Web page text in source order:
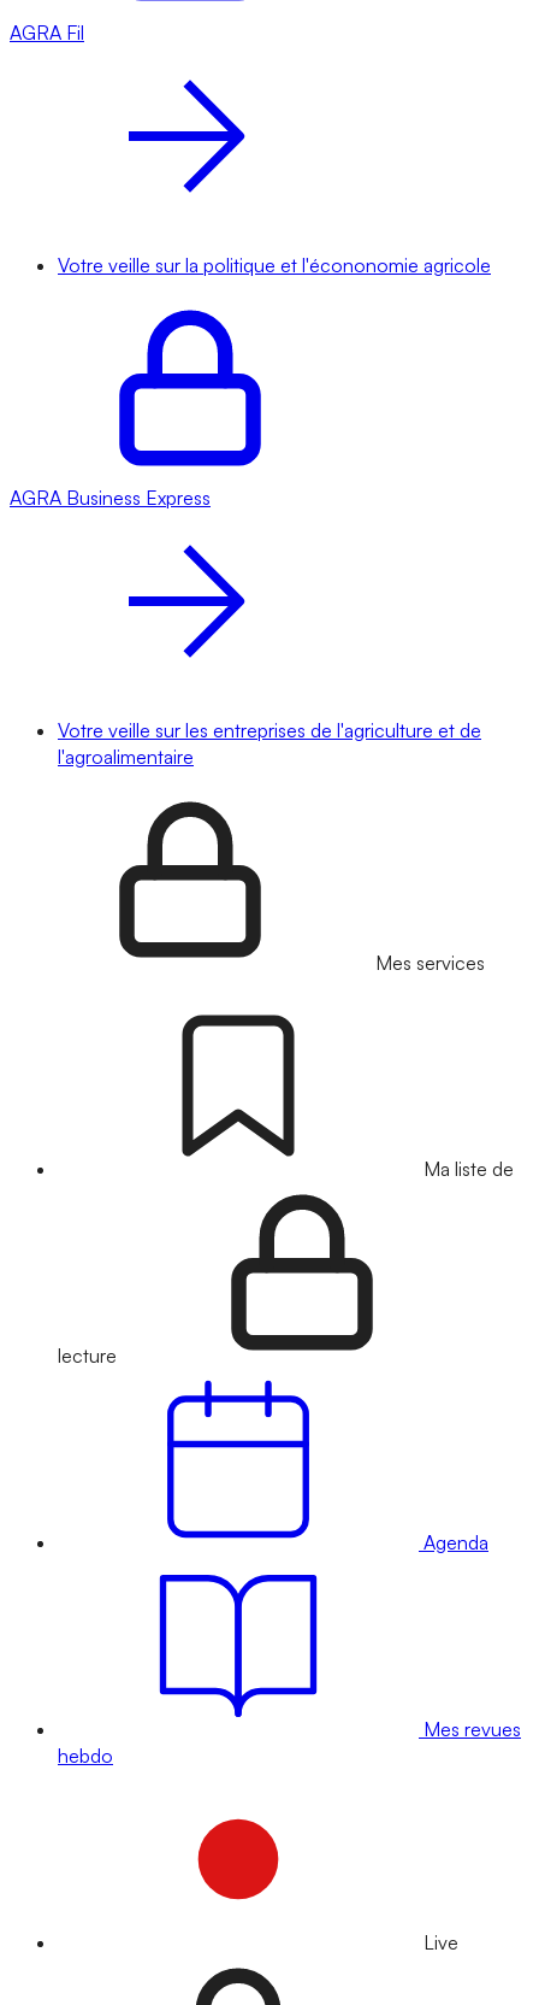
AGRA Fil
Votre veille sur la politique et l'écononomie agricole
AGRA Business Express
Votre veille sur les entreprises de l'agriculture et de
l'agroalimentaire
Mes services
Ma liste de
lecture
Agenda
Mes revues
hebdo
Live